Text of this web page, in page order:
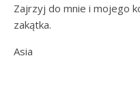
Zajrzyj do mnie i mojego
zakątka.
Asia